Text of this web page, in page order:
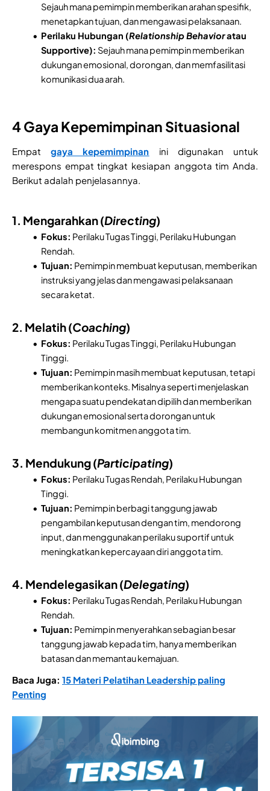
Sejauh mana pemimpin memberikan arahan spesifik,
menetapkan tujuan, dan mengawasi pelaksanaan.
Perilaku Hubungan (Relationship Behavioratau
Supportive): Sejauh mana pemimpin memberikan
dukungan emosional, dorongan, dan memfasilitasi
komunikasi dua arah.
4 Gaya Kepemimpinan Situasional
Empatgaya kepemimpinan ini digunakan untuk
merespons empat tingkat kesiapan anggota tim Anda.
Berikut adalah penjelasannya.
1. Mengarahkan (Directing)
Fokus: Perilaku Tugas Tinggi, Perilaku Hubungan
Rendah.
Tujuan: Pemimpin membuat keputusan, memberikan
instruksi yang jelas dan mengawasi pelaksanaan
secara ketat.
2. Melatih (Coaching)
Fokus: Perilaku Tugas Tinggi, Perilaku Hubungan
Tinggi.
Tujuan: Pemimpin masih membuat keputusan, tetapi
memberikan konteks. Misalnya seperti menjelaskan
mengapa suatu pendekatan dipilih dan memberikan
dukungan emosional serta dorongan untuk
membangun komitmen anggota tim.
3. Mendukung (Participating)
Fokus: Perilaku Tugas Rendah, Perilaku Hubungan
Tinggi.
Tujuan: Pemimpin berbagi tanggung jawab
pengambilan keputusan dengan tim, mendorong
input, dan menggunakan perilaku suportif untuk
meningkatkan kepercayaan diri anggota tim.
4. Mendelegasikan (Delegating)
Fokus: Perilaku Tugas Rendah, Perilaku Hubungan
Rendah.
Tujuan: Pemimpin menyerahkan sebagian besar
tanggung jawab kepada tim, hanya memberikan
batasan dan memantau kemajuan.
Baca Juga: 15 Materi Pelatihan Leadership paling
Penting